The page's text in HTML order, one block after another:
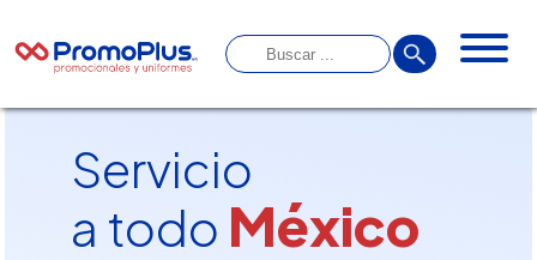
Servicio
a todo México